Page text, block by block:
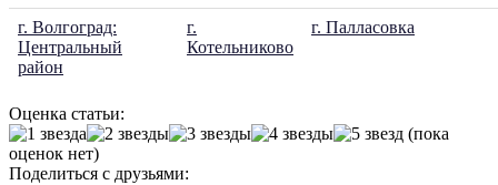
г. Волгоград:
Центральный
район
г.
Котельниково
г. Палласовка
Оценка статьи:
(пока
оценок нет)
Поделиться с друзьями: